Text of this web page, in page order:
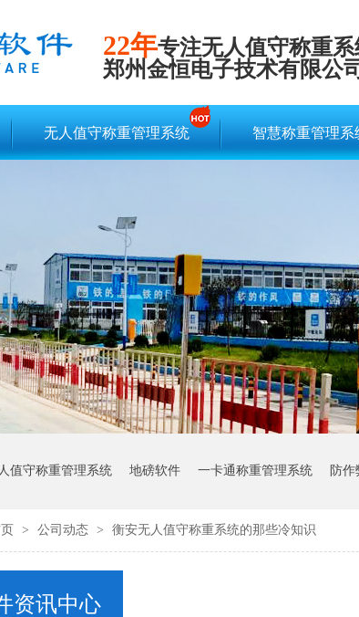
22年专注无人值守称重
郑州金恒电子技术有限公
无人值守称重管理系统 智慧称重管理系
值守称重管理系统 地磅软件 一卡通称重管理系统 防
> 公司动态 > 衡安无人值守称重系统的那些冷知识
资讯中心